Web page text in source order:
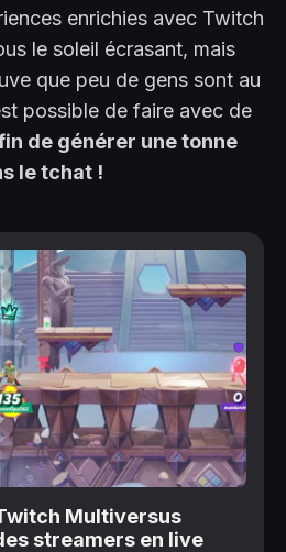
enrichies avec Twitch
le soleil écrasant, mais
que peu de gens sont au
possible de faire avec de
de générer une tonne
le tchat !
Multiversus
streamers en live